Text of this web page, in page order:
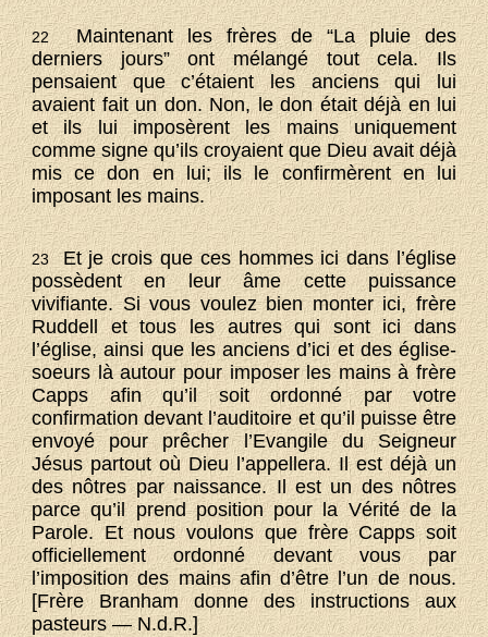
22Maintenant les frères de “La pluie des
derniers jours” ont mélangé tout cela. Ils
pensaient que c’étaient les anciens qui lui
avaient fait un don. Non, le don était déjà en lui
et ils lui imposèrent les mains uniquement
comme signe qu’ils croyaient que Dieu avait déjà
mis ce don en lui; ils le confirmèrent en lui
imposant les mains.
23Et je crois que ces hommes ici dans l’église
possèdent en leur âme cette puissance
vivifiante. Si vous voulez bien monter ici, frère
Ruddell et tous les autres qui sont ici dans
l’église, ainsi que les anciens d’ici et des église-
soeurs là autour pour imposer les mains à frère
Capps afin qu’il soit ordonné par votre
confirmation devant l’auditoire et qu’il puisse être
envoyé pour prêcher l’Evangile du Seigneur
Jésus partout où Dieu l’appellera. Il est déjà un
des nôtres par naissance. Il est un des nôtres
parce qu’il prend position pour la Vérité de la
Parole. Et nous voulons que frère Capps soit
officiellement ordonné devant vous par
l’imposition des mains afin d’être l’un de nous.
[Frère Branham donne des instructions aux
pasteurs — N.d.R.]